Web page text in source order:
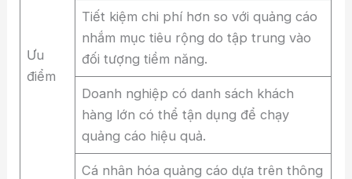
Ưu
điểm
Tiết kiệm chi phí hơn so với quảng cáo
nhắm mục tiêu rộng do tập trung vào
đối tượng tiềm năng.
Doanh nghiệp có danh sách khách
hàng lớn có thể tận dụng để chạy
quảng cáo hiệu quả.
Cá nhân hóa quảng cáo dựa trên thông